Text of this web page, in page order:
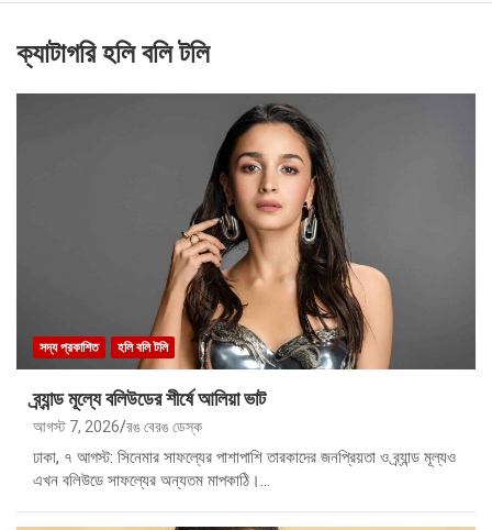
ক্যাটাগরিহলি বলি টলি
সদ্য প্রকাশিত হলি বলি টলি
ব্র্যান্ড মূল্যে বলিউডের শীর্ষে আলিয়া ভাট
আগস্ট 7, 2026 রঙ বেরঙ ডেস্ক
ঢাকা, ৭ আগস্ট: সিনেমার সাফল্যের পাশাপাশি তারকাদের জনপ্রিয়তা ও ব্র্যান্ড মূল্যও
এখন বলিউডে সাফল্যের অন্যতম মাপকাঠি।…